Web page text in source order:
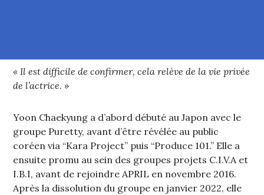
« Il est difficile de confirmer, cela relève de la vie privée
de l’actrice. »
Yoon Chaekyung a d’abord débuté au Japon avec le
groupe Puretty, avant d’être révélée au public
coréen via “Kara Project” puis “Produce 101.” Elle a
ensuite promu au sein des groupes projets C.I.V.A et
I.B.I, avant de rejoindre APRIL en novembre 2016.
Après la dissolution du groupe en janvier 2022, elle